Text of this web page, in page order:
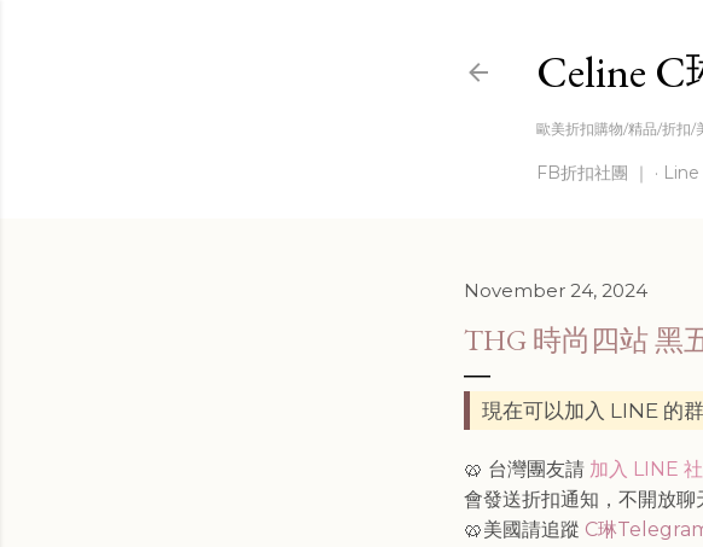
Celine C
歐美折扣購物/精品/折扣/
FB折扣社團 ｜ Line
November 24, 2024
THG 時尚四站 黑
現在可以加入 LINE 的
🥨 台灣團友請 加入 LINE
會發送折扣通知，不開放聊
🥨美國請追蹤 C琳